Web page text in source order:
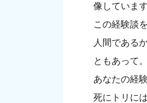
像しています
この経験談
人間である
ともあって。
あなたの経
死にトリに